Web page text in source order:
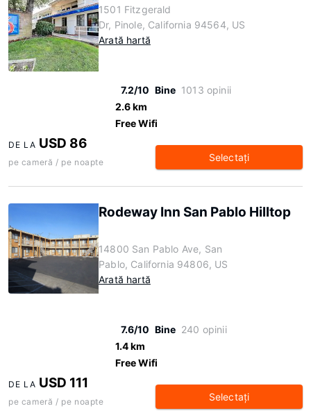
1501 Fitzgerald
Dr, Pinole, California 94564, US
Arată hartă
7.2/10 Bine 1013 opinii
2.6 km
Free Wifi
DE LA USD 86
pe cameră / pe noapte Selectaţi
Rodeway Inn San Pablo Hilltop
14800 San Pablo Ave, San
Pablo, California 94806, US
Arată hartă
7.6/10 Bine 240 opinii
1.4 km
Free Wifi
DE LA USD 111
pe cameră / pe noapte Selectaţi